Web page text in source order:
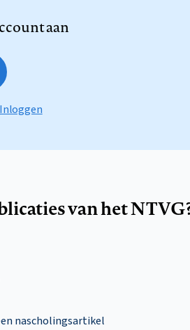
aan
Inloggen
van het
nascholingsartikel